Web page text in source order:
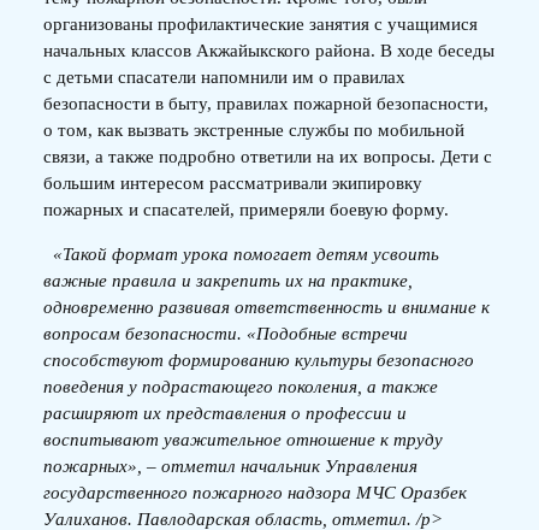
организованы профилактические занятия с учащимися
начальных классов Акжайыкского района. В ходе беседы
с детьми спасатели напомнили им о правилах
безопасности в быту, правилах пожарной безопасности,
о том, как вызвать экстренные службы по мобильной
связи, а также подробно ответили на их вопросы. Дети с
большим интересом рассматривали экипировку
пожарных и спасателей, примеряли боевую форму.
«Такой формат урока помогает детям усвоить
важные правила и закрепить их на практике,
одновременно развивая ответственность и внимание к
вопросам безопасности. «Подобные встречи
способствуют формированию культуры безопасного
поведения у подрастающего поколения, а также
расширяют их представления о профессии и
воспитывают уважительное отношение к труду
пожарных», – отметил начальник Управления
государственного пожарного надзора МЧС Оразбек
Уалиханов. Павлодарская область, отметил. /p>